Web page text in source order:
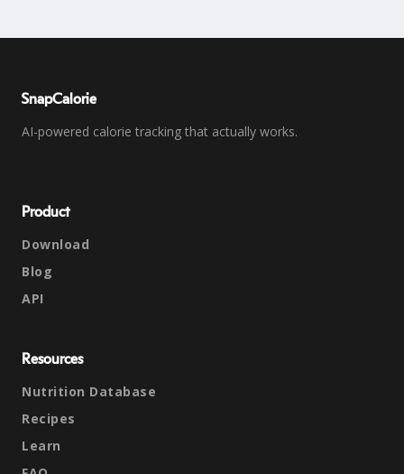
SnapCalorie
AI-powered calorie tracking that actually works.
Product
Download
Blog
API
Resources
Nutrition Database
Recipes
Learn